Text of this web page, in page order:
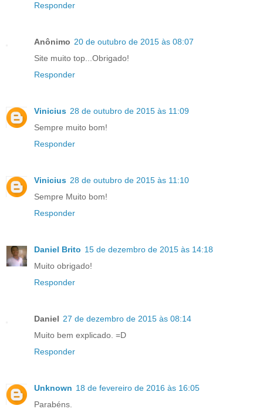
Responder
Anônimo 20 de outubro de 2015 às 08:07
Site muito top...Obrigado!
Responder
Vinicius 28 de outubro de 2015 às 11:09
Sempre muito bom!
Responder
Vinicius 28 de outubro de 2015 às 11:10
Sempre Muito bom!
Responder
Daniel Brito 15 de dezembro de 2015 às 14:18
Muito obrigado!
Responder
Daniel 27 de dezembro de 2015 às 08:14
Muito bem explicado. =D
Responder
Unknown 18 de fevereiro de 2016 às 16:05
Parabéns.